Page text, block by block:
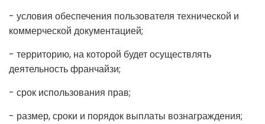
- условия обеспечения пользователя технической и
коммерческой документацией;
- территорию, на которой будет осуществлять
деятельность франчайзи;
- срок использования прав;
- размер, сроки и порядок выплаты вознаграждения;